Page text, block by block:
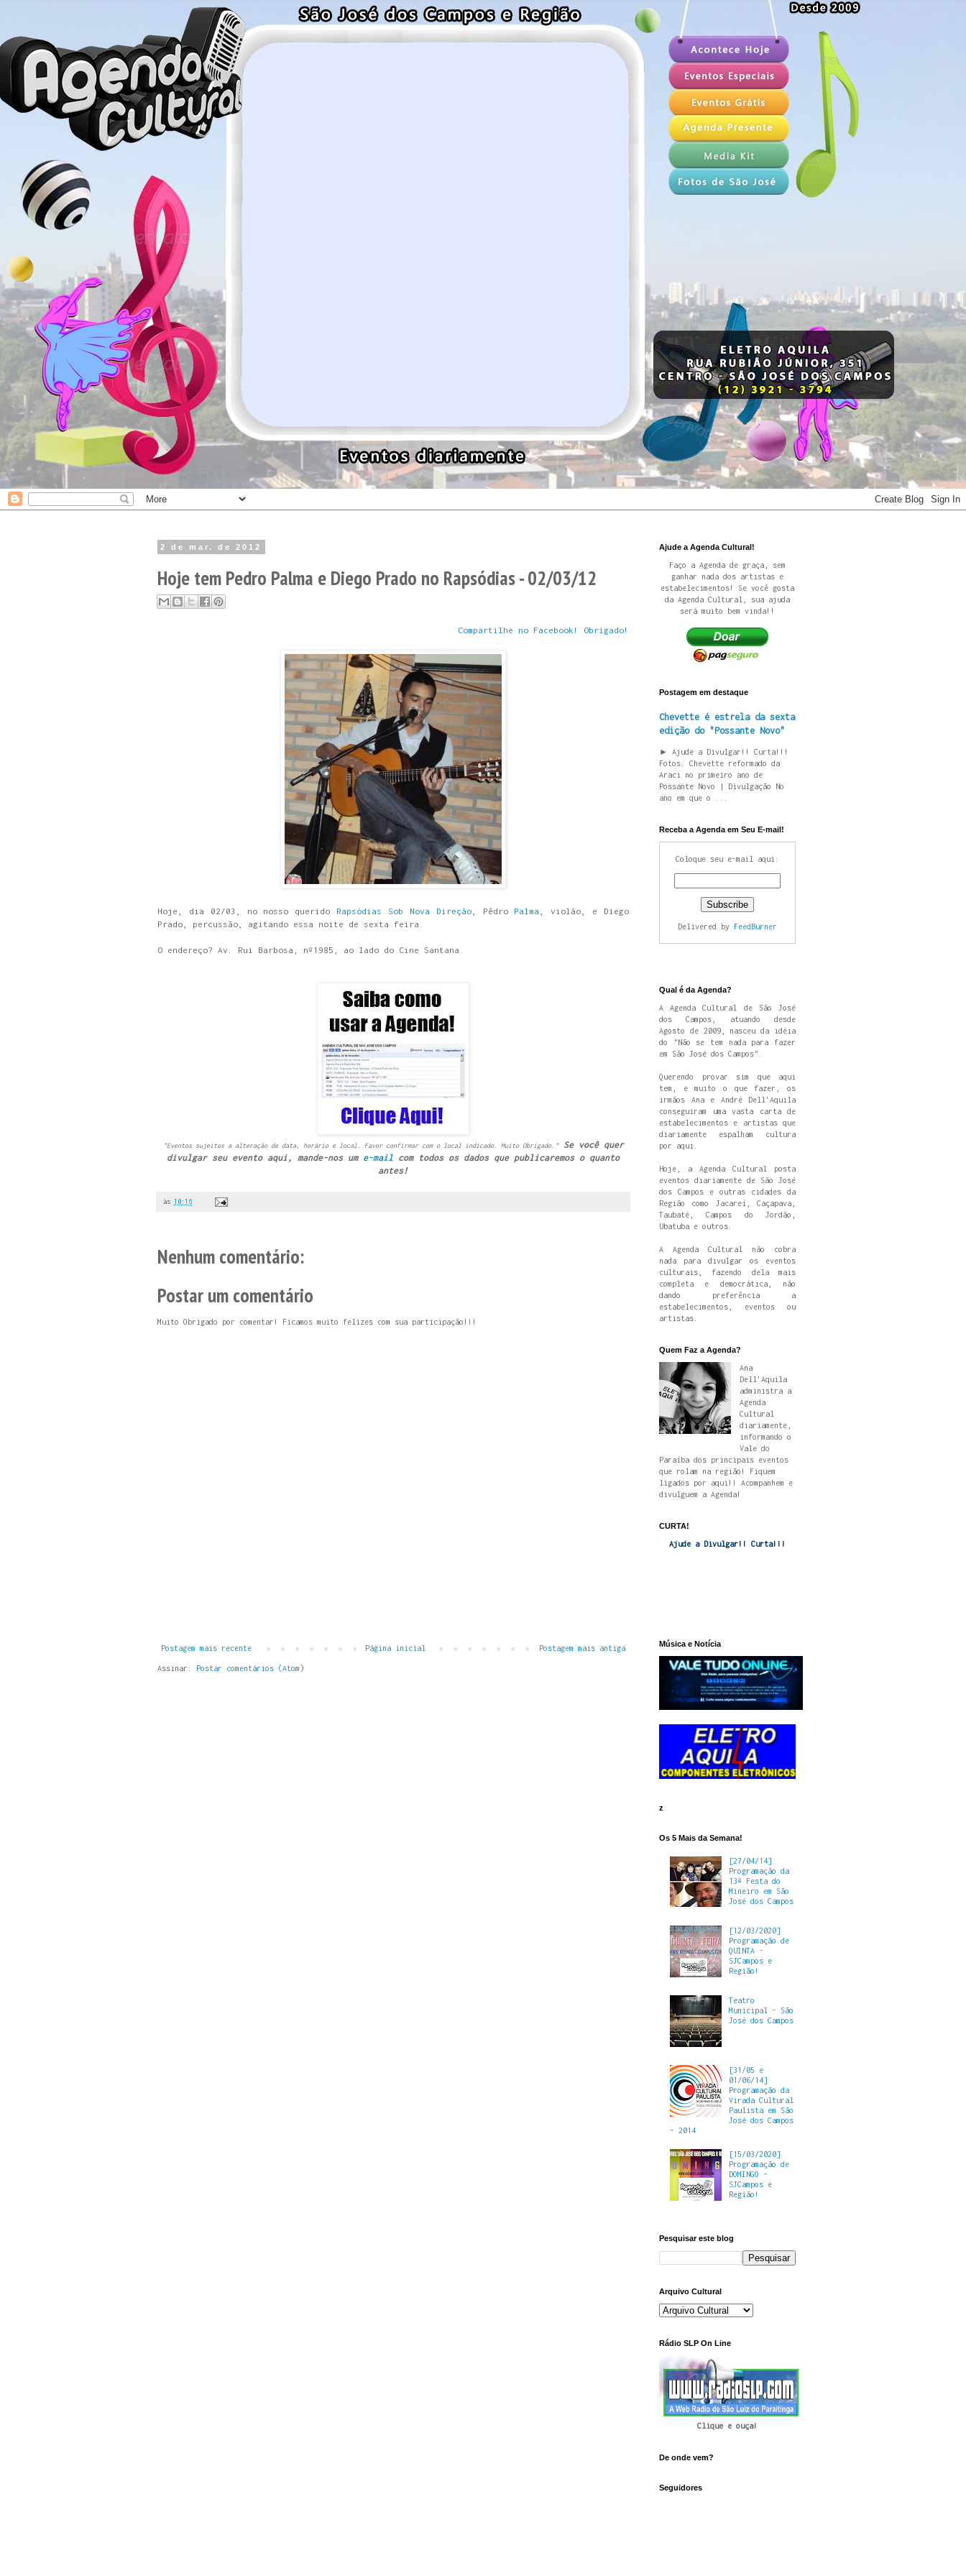
2 de mar. de 2012
Hoje tem Pedro Palma e Diego Prado no Rapsódias - 02/03/12
Compartilhe no Facebook! Obrigado!
Hoje, dia 02/03, no nosso querido Rapsódias Sob Nova Direção, Pêdro Palma , violão, e Diego
Prado, percussão, agitando essa noite de sexta feira.
O endereço? Av. Rui Barbosa, nº1985, ao lado do Cine Santana.
"Eventos sujeitos a alteração de data, horário e local. Favor confirmar com o local indicado. Muito Obrigado."
Se você quer
divulgar seu evento aqui, mande-nos um e-mail com todos os dados que publicaremos o quanto
antes!
às 10:16
Nenhum comentário:
Postar um comentário
Muito Obrigado por comentar! Ficamos muito felizes com sua participação!!!
Postagem mais recente Postagem mais antiga
Página inicial
Assinar: Postar comentários (Atom)
Ajude a Agenda Cultural!
Faço a Agenda de graça, sem
ganhar nada dos artistas e
estabelecimentos! Se você gosta
da Agenda Cultural, sua ajuda
será muito bem vinda!!
Postagem em destaque
Chevette é estrela da sexta
edição do "Possante Novo"
► Ajude a Divulgar!! Curta!!!
Fotos: Chevette reformado da
Araci no primeiro ano de
Possante Novo | Divulgação No
ano em que o ...
Receba a Agenda em Seu E-mail!
Coloque seu e-mail aqui:
Delivered by FeedBurner
Qual é da Agenda?
A Agenda Cultural de São José
dos Campos, atuando desde
Agosto de 2009, nasceu da idéia
do "Não se tem nada para fazer
em São José dos Campos".
Querendo provar sim que aqui
tem, e muito o que fazer, os
irmãos Ana e André Dell'Aquila
conseguiram uma vasta carta de
estabelecimentos e artistas que
diariamente espalham cultura
por aqui.
Hoje, a Agenda Cultural posta
eventos diariamente de São José
dos Campos e outras cidades da
Região como Jacareí, Caçapava,
Taubaté, Campos do Jordão,
Ubatuba e outros.
A Agenda Cultural não cobra
nada para divulgar os eventos
culturais, fazendo dela mais
completa e democrática, não
dando preferência a
estabelecimentos, eventos ou
artistas.
Quem Faz a Agenda?
Ana
Dell'Aquila
administra a
Agenda
Cultural
diariamente,
informando o
Vale do
Paraíba dos principais eventos
que rolam na região! Fiquem
ligados por aqui!! Acompanhem e
divulguem a Agenda!
CURTA!
Ajude a Divulgar!! Curta!!!
Música e Notícia
z
Os 5 Mais da Semana!
[27/04/14]
Programação da
13ª Festa do
Mineiro em São
José dos Campos
[12/03/2020]
Programação de
QUINTA -
SJCampos e
Região!
Teatro
Municipal - São
José dos Campos
[31/05 e
01/06/14]
Programação da
Virada Cultural
Paulista em São
José dos Campos
- 2014
[15/03/2020]
Programação de
DOMINGO -
SJCampos e
Região!
Pesquisar este blog
Arquivo Cultural
Rádio SLP On Line
Clique e ouça!
De onde vem?
Seguidores